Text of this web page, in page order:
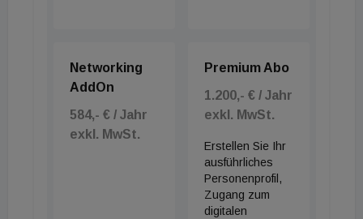
Networking
AddOn
584,- € / Jahr
exkl. MwSt.
Premium Abo
1.200,- € / Jahr
exkl. MwSt.
Erstellen Sie Ihr
ausführliches
Personenprofil,
Zugang zum
digitalen